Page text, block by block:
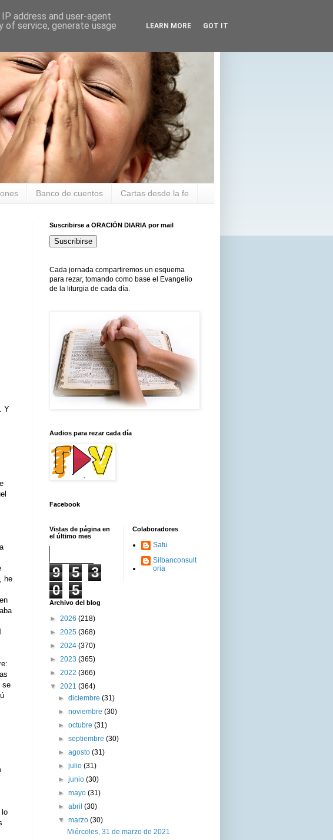
Banco de cuentos Cartas desde la fe
Y
he
se
lo
Suscribirse a ORACIÓN DIARIA por mail
Suscribirse
Cada jornada compartiremos un esquema
para rezar, tomando como base el Evangelio
de la liturgia de cada día.
Audios para rezar cada día
Facebook
Vistas de página en
el último mes
9 5
3
0
5
Colaboradores
Satu
Silbanconsult
oria
Archivo del blog
► 2026 (218)
► 2025 (368)
► 2024 (370)
► 2023 (365)
► 2022 (366)
▼ 2021 (364)
►diciembre(31)
►noviembre(30)
►octubre(31)
►septiembre(30)
►agosto(31)
►julio(31)
►junio(30)
►mayo(31)
►abril(30)
▼marzo(30)
Miércoles, 31 de marzo de 2021
address and user-agent
of service, generate usage
LEARN MORE GOT IT